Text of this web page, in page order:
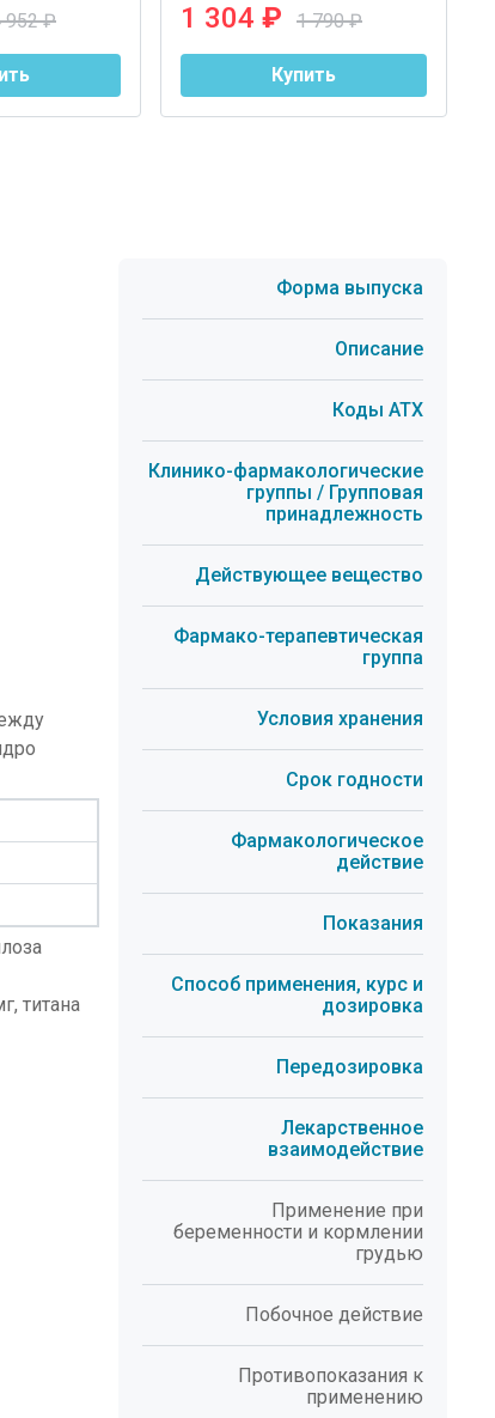
952 ₽ 1 304 ₽ 1 790 ₽
Купить
Форма выпуска
Описание
Коды АТХ
Клинико-фармакологические
группы / Групповая
принадлежность
Действующее вещество
Фармако-терапевтическая
группа
Условия хранения
Срок годности
Фармакологическое
действие
Показания
Способ применения, курс и
дозировка
Передозировка
Лекарственное
взаимодействие
Применение при
беременности и кормлении
грудью
Побочное действие
Противопоказания к
применению
титана